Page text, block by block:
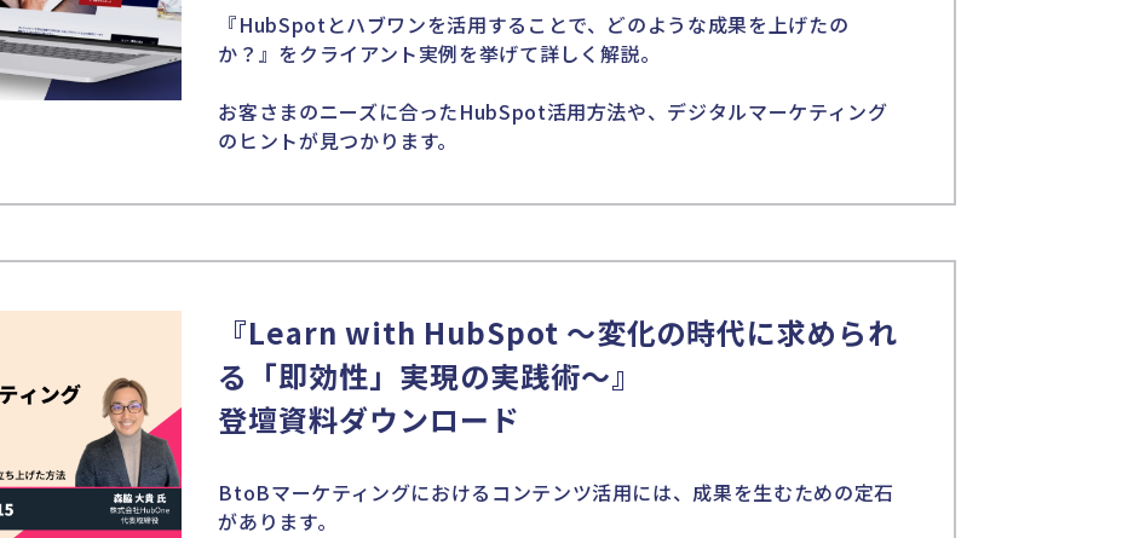
『HubSpotとハブワンを活用することで、どのような成果を上げたの
か？』をクライアント実例を挙げて詳しく解説。
お客さまのニーズに合ったHubSpot活用方法や、デジタルマーケティング
のヒントが見つかります。
『Learn with HubSpot 〜変化の時代に求められ
る「即効性」実現の実践術〜』
登壇資料ダウンロード
BtoBマーケティングにおけるコンテンツ活用には、成果を生むための定石
があります。